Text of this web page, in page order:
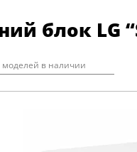
блок LG
моделей в наличии